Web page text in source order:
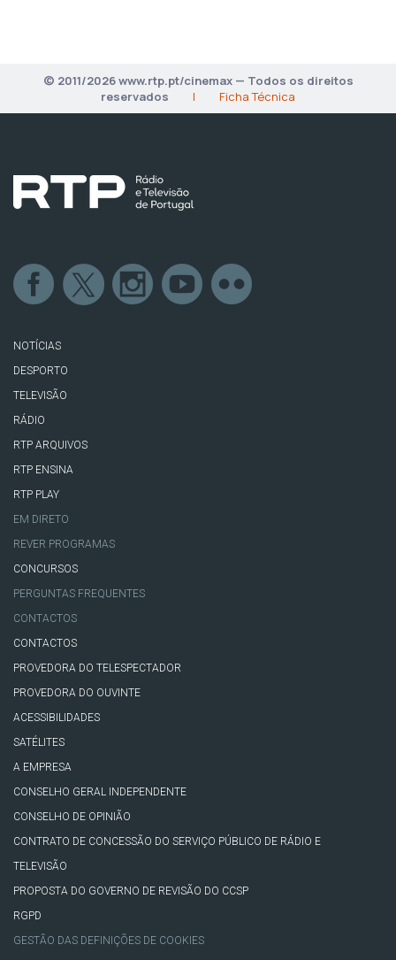
© 2011/2026 www.rtp.pt/cinemax — Todos os direitos
reservados
| Ficha Técnica
NOTÍCIAS
DESPORTO
TELEVISÃO
RÁDIO
RTP ARQUIVOS
RTP ENSINA
RTP PLAY
EM DIRETO
REVER PROGRAMAS
CONCURSOS
PERGUNTAS FREQUENTES
CONTACTOS
CONTACTOS
PROVEDORA DO TELESPECTADOR
PROVEDORA DO OUVINTE
ACESSIBILIDADES
SATÉLITES
A EMPRESA
CONSELHO GERAL INDEPENDENTE
CONSELHO DE OPINIÃO
CONTRATO DE CONCESSÃO DO SERVIÇO PÚBLICO DE RÁDIO E
TELEVISÃO
PROPOSTA DO GOVERNO DE REVISÃO DO CCSP
RGPD
GESTÃO DAS DEFINIÇÕES DE COOKIES